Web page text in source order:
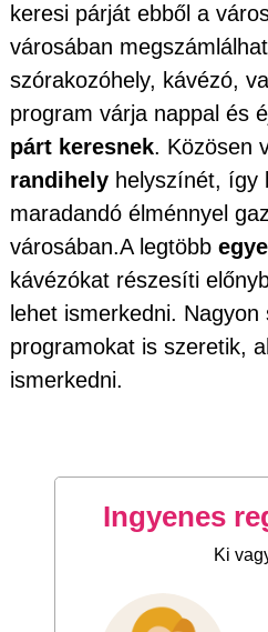
keresi párját ebből a
városában
szórakozóhely, kávézó,
program várja nappal és
párt keresnek. Közösen
randihely helyszínét, így
maradandó élménnyel
városában.A legtöbb
kávézókat részesíti
lehet ismerkedni.
programokat is szeretik,
ismerkedni.
Ingyenes
Ki